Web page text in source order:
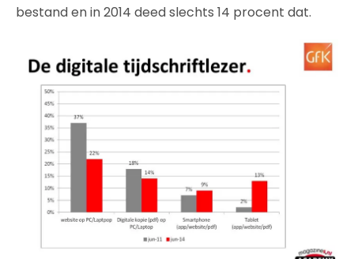
bestand en in 2014 deed slechts 14 procent dat.